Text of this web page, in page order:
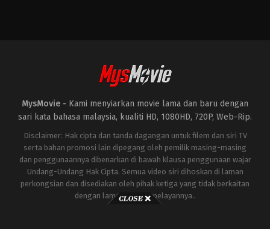
MysMovie - Kami menyiarkan movie lama dan baru dengan
sari kata bahasa malaysia, kualiti HD, 1080HD, 720P, Web-Rip.
Disclaimer: Hak cipta dan tanda dagangan untuk filem dan siri TV
serta bahan promosi lain dipegang oleh pemilik masing-masing
dan penggunaannya dibenarkan di bawah klausa penggunaan wajar
Undang-Undang Hak Cipta. Semua video siri dihoskan di laman
perkongsian dan disediakan oleh pihak ketiga yang tidak berkaitan
dengan laman ini atau pelayannya..